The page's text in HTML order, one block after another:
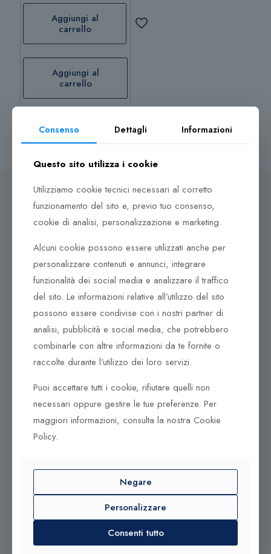
Aggiungi al
carrello
Aggiungi al
carrello
Dove ci puoi trovare
Corso Italia, 161
Tel. +39 0932 683156
97100 Ragusa RG
Corso Vittorio Emanuele 79/A
Tel. +39 0933 942394
95042 Grammichele CT
© 2025 Gioielleria Bandiera
P.IVA:01235880885 | Sito realizzato da
Contattaci qui
Tel. +39 0932 683156
info@bandiera1956.it
Consenso Dettagli Informazioni
Questo sito utilizza i cookie
Utilizziamo cookie tecnici necessari al corretto
funzionamento del sito e, previo tuo consenso,
cookie di analisi, personalizzazione e marketing.
Alcuni cookie possono essere utilizzati anche per
personalizzare contenuti e annunci, integrare
funzionalità dei social media e analizzare il traffico
del sito. Le informazioni relative all’utilizzo del sito
possono essere condivise con i nostri partner di
analisi, pubblicità e social media, che potrebbero
combinarle con altre informazioni da te fornite o
raccolte durante l’utilizzo dei loro servizi.
Puoi accettare tutti i cookie, rifiutare quelli non
necessari oppure gestire le tue preferenze. Per
maggiori informazioni, consulta la nostra Cookie
Policy.
Negare
Personalizzare
Consenti tutto